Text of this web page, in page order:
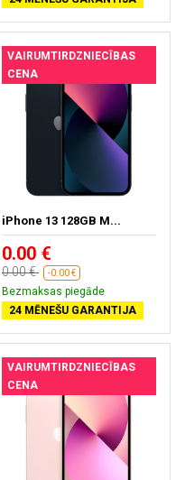
VAIRUMTIRDZNIECĪBAS
CENA
iPhone 13 128GB M...
0.00 €
0.00 € -0.00 €
Bezmaksas piegāde
24 MĒNEŠU GARANTIJA
VAIRUMTIRDZNIECĪBAS
CENA